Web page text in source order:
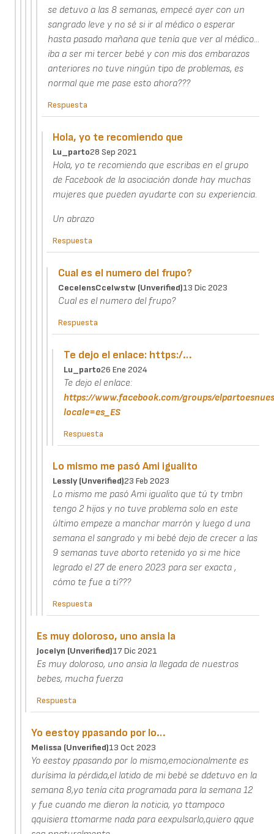
se detuvo a las 8 semanas, empecé ayer con un
sangrado leve y no sé si ir al médico o esperar
hasta pasado mañana que tenía que ver al médico...
iba a ser mi tercer bebé y con mis dos embarazos
anteriores no tuve ningún tipo de problemas, es
normal que me pase esto ahora???
Respuesta
Hola, yo te recomiendo que
Lu_parto28 Sep 2021
Hola, yo te recomiendo que escribas en el grupo
de Facebook de la asociación donde hay muchas
mujeres que pueden ayudarte con su experiencia.
Un abrazo
Respuesta
Cual es el numero del frupo?
CecelensCcelwstw (unverified)13 Dic 2023
Cual es el numero del frupo?
Respuesta
Te dejo el enlace: https:/…
Lu_parto26 Ene 2024
Te dejo el enlace:
https://www.facebook.com/groups/
locale=es_ES
Respuesta
Lo mismo me pasó Ami igualito
Lessly (unverified)23 Feb 2023
Lo mismo me pasó Ami igualito que tú ty tmbn
tengo 2 hijos y no tuve problema solo en este
último empeze a manchar marrón y luego d una
semana el sangrado y mi bebé dejo de crecer a las
9 semanas tuve aborto retenido yo si me hice
legrado el 27 de enero 2023 para ser exacta ,
cómo te fue a ti???
Respuesta
Es muy doloroso, uno ansia la
Jocelyn (unverified)17 Dic 2021
Es muy doloroso, uno ansia la llegada de nuestros
bebes, mucha fuerza
Respuesta
Yo eestoy ppasando por lo…
Melissa (unverified)13 Oct 2023
Yo eestoy ppasando por lo mismo,emocionalmente es
durísima la pérdida,el latido de mi bebé se ddetuvo en la
semana 8,yo tenía cita programada para la semana 12
y fue cuando me dieron la noticia, yo ttampoco
qquisiera ttomarme nada para eexpulsarlo,quiero qque